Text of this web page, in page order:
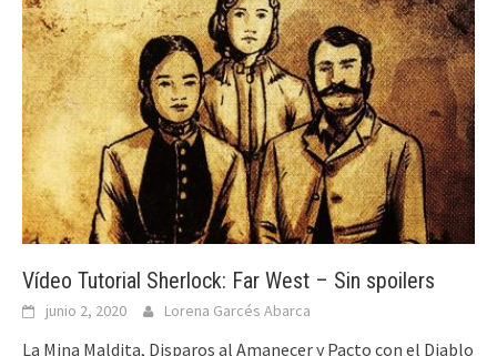
Vídeo Tutorial Sherlock: Far West – Sin spoilers
junio 2, 2020 Lorena Garcés Abarca
La Mina Maldita, Disparos al Amanecer y Pacto con el Diablo